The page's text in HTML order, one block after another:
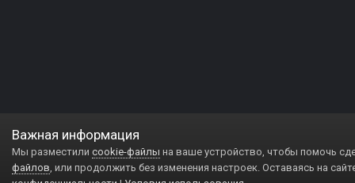
Важная информация
Мы разместили cookie-файлы на ваше устройство, чтобы помочь
файлов, или продолжить без изменения настроек. Оставаясь на